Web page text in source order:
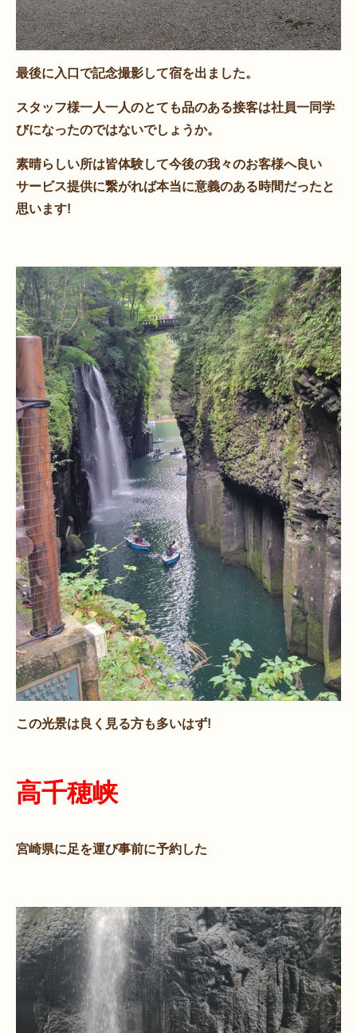
最後に入口で記念撮影して宿を出ました。
スタッフ様一人一人のとても品のある接客は社員一同学
びになったのではないでしょうか。
素晴らしい所は皆体験して今後の我々のお客様へ良い
サービス提供に繋がれば本当に意義のある時間だったと
思います!
この光景は良く見る方も多いはず!
高千穂峡
宮崎県に足を運び事前に予約した